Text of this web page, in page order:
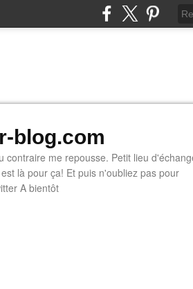
blog.com
contraire me repousse. Petit lieu
là pour ça! Et puis n'oubliez pas pour
A bientôt